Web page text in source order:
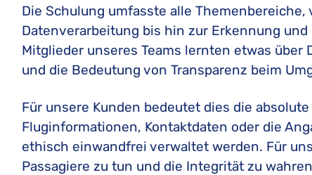
Die Schulung umfasste alle
Datenverarbeitung bis hin zur Erkennung
Mitglieder unseres Teams lernten etwas
und die Bedeutung von Transparenz beim
Für unsere Kunden bedeutet dies die
Fluginformationen, Kontaktdaten oder die
ethisch einwandfrei verwaltet werden. Für
Passagiere zu tun und die Integrität zu